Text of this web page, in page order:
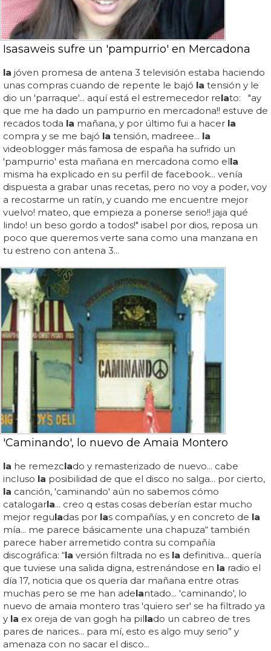
Isasaweis sufre un 'pampurrio' en Mercadona
la jóven promesa de antena 3 televisión estaba haciendo
unas compras cuando de repente le bajó la tensión y le
dio un 'parraque'... aquí está el estremecedor relato: "ay
que me ha dado un pampurrio en mercadona!! estuve de
recados toda la mañana, y por último fui a hacer la
compra y se me bajó la tensión, madreee... la
videoblogger más famosa de españa ha sufrido un
'pampurrio' esta mañana en mercadona como ella
misma ha explicado en su perfil de facebook... venía
dispuesta a grabar unas recetas, pero no voy a poder, voy
a recostarme un ratín, y cuando me encuentre mejor
vuelvo! mateo, que empieza a ponerse serio!! jaja qué
lindo! un beso gordo a todos!" isabel por dios, reposa un
poco que queremos verte sana como una manzana en
tu estreno con antena 3...
'Caminando', lo nuevo de Amaia Montero
la he remezclado y remasterizado de nuevo... cabe
incluso la posibilidad de que el disco no salga... por cierto,
la canción, 'caminando' aún no sabemos cómo
catalogarla... creo q estas cosas deberían estar mucho
mejor reguladas por las compañías, y en concreto de la
mía... me parece básicamente una chapuza“ también
parece haber arremetido contra su compañía
discográfica: “la versión filtrada no es la definitiva... quería
que tuviese una salida digna, estrenándose en la radio el
día 17, noticia que os quería dar mañana entre otras
muchas pero se me han adelantado... 'caminando', lo
nuevo de amaia montero tras 'quiero ser' se ha filtrado ya
y la ex oreja de van gogh ha pillado un cabreo de tres
pares de narices... para mí, esto es algo muy serio” y
amenaza con no sacar el disco...